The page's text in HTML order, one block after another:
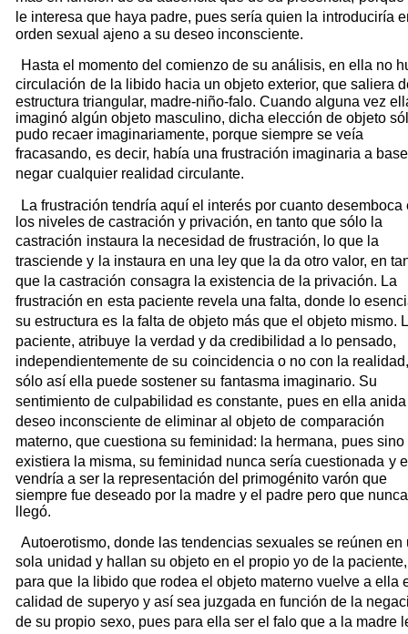
le interesa que haya padre, pues sería quien la introduciría
orden sexual ajeno a su deseo inconsciente.
Hasta el momento del comienzo de su análisis, en ella no
circulación de la libido hacia un objeto exterior, que saliera
estructura triangular, madre-niño-falo. Cuando alguna vez
imaginó algún objeto masculino, dicha elección de objeto
pudo recaer imaginariamente, porque siempre se veía
fracasando, es decir, había una frustración imaginaria a
negar cualquier realidad circulante.
La frustración tendría aquí el interés por cuanto desemboca
los niveles de castración y privación, en tanto que sólo la
castración instaura la necesidad de frustración, lo que la
trasciende y la instaura en una ley que la da otro valor, en
que la castración consagra la existencia de la privación. La
frustración en esta paciente revela una falta, donde lo
su estructura es la falta de objeto más que el objeto mismo.
paciente, atribuye la verdad y da credibilidad a lo pensado,
independientemente de su coincidencia o no con la realidad,
sólo así ella puede sostener su fantasma imaginario. Su
sentimiento de culpabilidad es constante, pues en ella
deseo inconsciente de eliminar al objeto de comparación
materno, que cuestiona su feminidad: la hermana, pues sino
existiera la misma, su feminidad nunca sería cuestionada y
vendría a ser la representación del primogénito varón que
siempre fue deseado por la madre y el padre pero que nunca
llegó.
Autoerotismo, donde las tendencias sexuales se reúnen en
sola unidad y hallan su objeto en el propio yo de la paciente,
para que la libido que rodea el objeto materno vuelve a ella
calidad de superyo y así sea juzgada en función de la
de su propio sexo, pues para ella ser el falo que a la madre